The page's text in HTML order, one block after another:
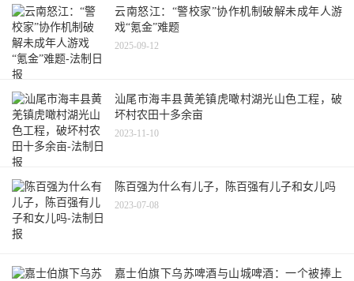
云南怒江：“警校家”协作机制破解未成年人游
戏“氪金”难题
2025-09-12
汕尾市海丰县黄羌镇虎噉村湖光山色工程，破
坏村农田十多余亩
2023-11-10
陈百强为什么有儿子，陈百强有儿子和女儿吗
2023-07-08
嘉士伯旗下乌苏啤酒与山城啤酒：一个被捧上